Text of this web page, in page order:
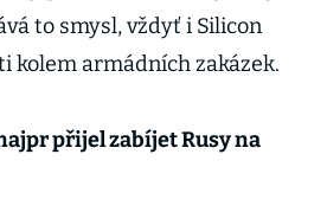
to smysl, vždyť i Silicon
kolem armádních zakázek.
přijel zabíjet Rusy na